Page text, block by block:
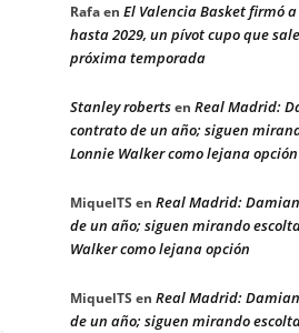
Rafaen El Valencia Basket firmó
hasta 2029, un pívot cupo que
próxima temporada
Stanley robertsen Real Madrid:
contrato de un año; siguen
Lonnie Walker como lejana opción
MiquelTS en Real Madrid:
de un año; siguen mirando
Walker como lejana opción
MiquelTS en Real Madrid:
de un año; siguen mirando